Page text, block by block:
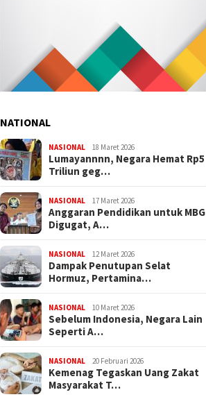
NATIONAL
NASIONAL 18 Maret 2026
Lumayannnn, Negara Hemat Rp5
Triliun geg…
NASIONAL 17 Maret 2026
Anggaran Pendidikan untuk MBG
Digugat, A…
NASIONAL 12 Maret 2026
Dampak Penutupan Selat
Hormuz, Pertamina…
NASIONAL 10 Maret 2026
Sebelum Indonesia, Negara Lain
Seperti A…
NASIONAL 20 Februari 2026
Kemenag Tegaskan Uang Zakat
Masyarakat T…